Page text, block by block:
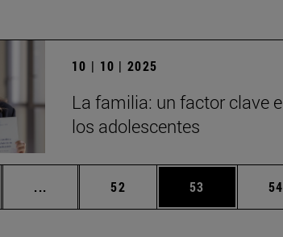
10 | 10 | 2025
La familia: un factor clave
los adolescentes
... Páginas intermedias Use TAB para
Página
52 Página
53 54